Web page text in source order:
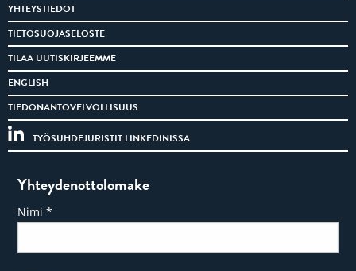
YHTEYSTIEDOT
TIETOSUOJASELOSTE
TILAA UUTISKIRJEEMME
ENGLISH
TIEDONANTOVELVOLLISUUS
TYÖSUHDEJURISTIT LINKEDINISSA
Yhteydenottolomake
Nimi*